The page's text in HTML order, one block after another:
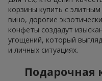
корзины купить с
вино, дорогие
конфеты создадут
угощений, который
и личных ситуациях.
Подарочная